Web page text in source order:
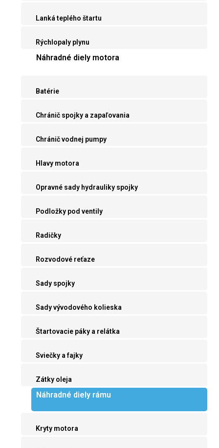
Lanká teplého štartu
Rýchlopaly plynu
Náhradné diely motora
Batérie
Chránič spojky a zapaľovania
Chránič vodnej pumpy
Hlavy motora
Opravné sady hydrauliky spojky
Podložky pod ventily
Radičky
Rozvodové reťaze
Sady spojky
Sady vývodového kolieska
Štartovacie páky a relátka
Sviečky a fajky
Zátky oleja
Náhradné diely rámu
Kryty motora